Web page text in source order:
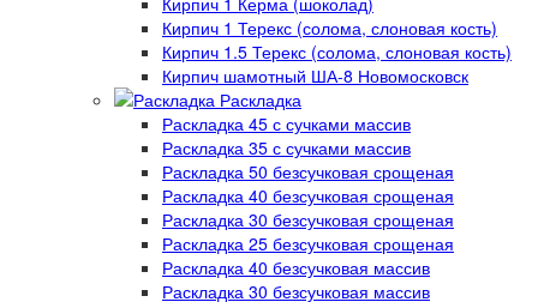
Кирпич 1 Терекс (солома, слоновая кость)
Кирпич 1.5 Терекс (солома, слоновая кость)
Кирпич шамотный ША-8 Новомосковск
Раскладка
Раскладка 45 с сучками массив
Раскладка 35 с сучками массив
Раскладка 50 безсучковая срощеная
Раскладка 40 безсучковая срощеная
Раскладка 30 безсучковая срощеная
Раскладка 25 безсучковая срощеная
Раскладка 40 безсучковая массив
Раскладка 30 безсучковая массив